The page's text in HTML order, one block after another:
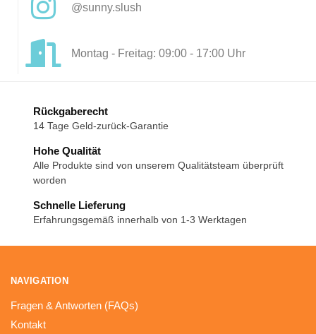
@sunny.slush
Montag - Freitag: 09:00 - 17:00 Uhr
Rückgaberecht
14 Tage Geld-zurück-Garantie
Hohe Qualität
Alle Produkte sind von unserem Qualitätsteam überprüft
worden
Schnelle Lieferung
Erfahrungsgemäß innerhalb von 1-3 Werktagen
NAVIGATION
Fragen & Antworten (FAQs)
Kontakt